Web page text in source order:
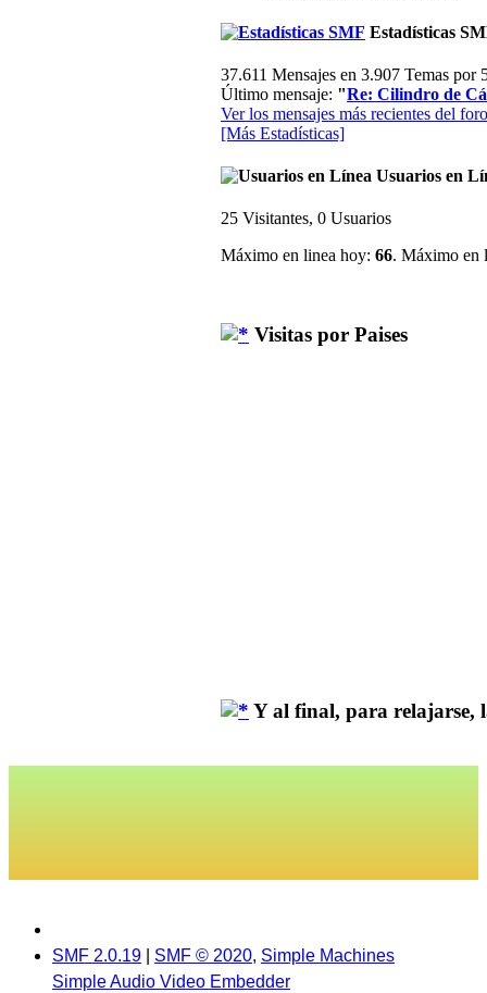
Estadísticas
37.611 Mensajes en 3.907 Temas
Último mensaje: "Re: Cilindro de
Ver los mensajes más recientes del
[Más Estadísticas]
Usuarios en
25 Visitantes, 0 Usuarios
Máximo en linea hoy: 66. Máximo en
Visitas por Paises
Y al final, para relajarse,
SMF 2.0.19 SMF © 2020, Simple Machines
Simple Audio Video Embedder